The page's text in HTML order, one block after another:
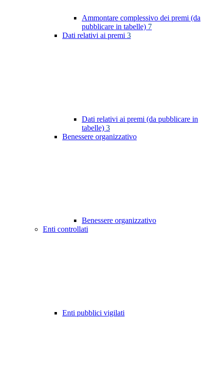
Ammontare complessivo dei premi (da
pubblicare in tabelle) 7
Dati relativi ai premi 3
Dati relativi ai premi (da pubblicare in
tabelle) 3
Benessere organizzativo
Benessere organizzativo
Enti controllati
Enti pubblici vigilati